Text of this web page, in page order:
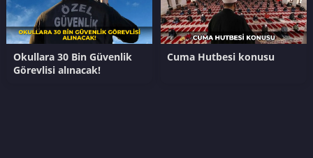
Okullara 30 Bin Güvenlik
Görevlisi alınacak!
Cuma Hutbesi konusu